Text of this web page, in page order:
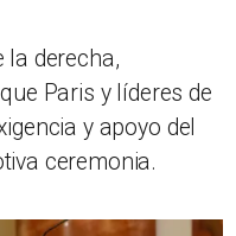
la derecha,
Paris y líderes de
y apoyo del
ceremonia.